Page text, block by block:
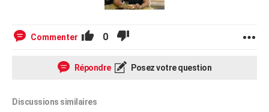
Commenter 0
Répondre Posez votre question
Discussions similaires